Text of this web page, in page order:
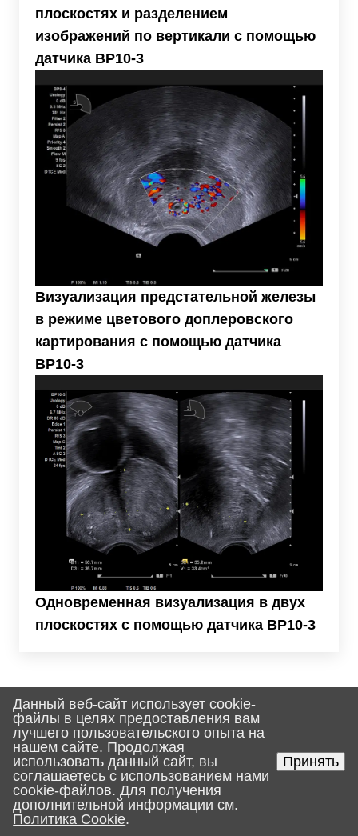
плоскостях и разделением
изображений по вертикали с помощью
датчика BP10-3
Визуализация предстательной железы
в режиме цветового доплеровского
картирования с помощью датчика
BP10-3
Одновременная визуализация в двух
плоскостях с помощью датчика BP10-3
Характеристики
Количество портов для датчиков
3
3D/4D датчик
Главная Поиск Корзина
Данный веб-сайт использует cookie-
файлы в целях предоставления вам
лучшего пользовательского опыта на
нашем сайте. Продолжая
использовать данный сайт, вы
соглашаетесь с использованием нами
cookie-файлов. Для получения
дополнительной информации см.
Политика Cookie.
Принять